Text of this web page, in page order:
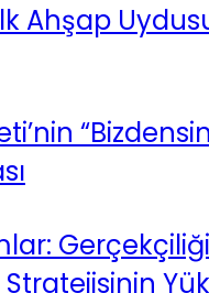
Ahşap